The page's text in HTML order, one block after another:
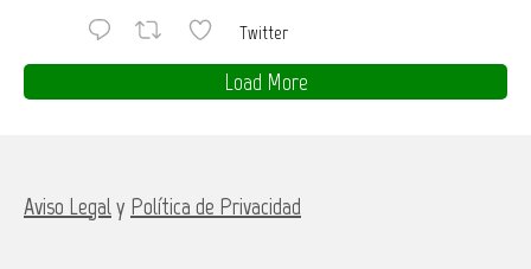
Twitter
Load More
Aviso Legaly Política de Privacidad